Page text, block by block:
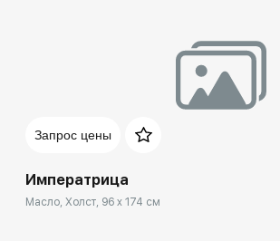
Запрос цены
Императрица
Масло, Холст, 96 x 174 см